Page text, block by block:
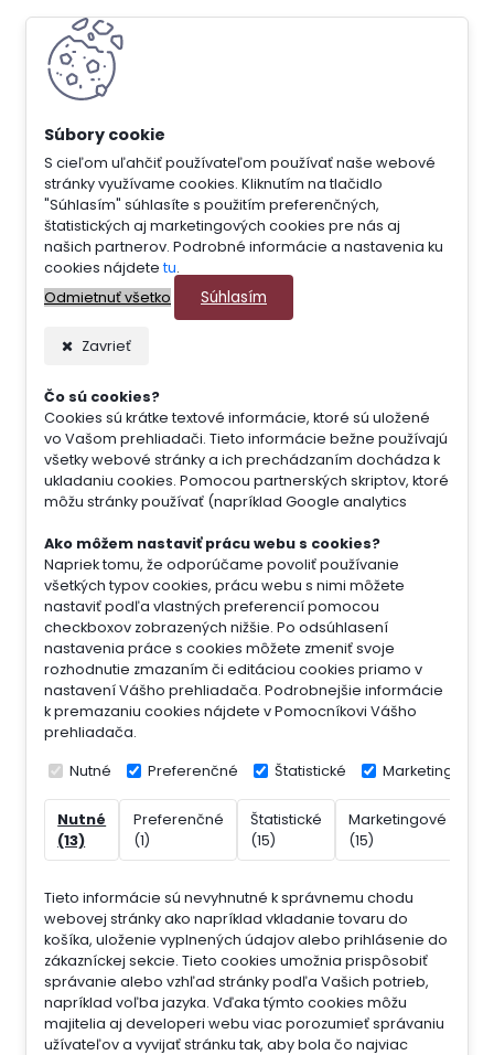
S cieľom uľahčiť používateľom používať naše webové
stránky využívame cookies. Kliknutím na tlačidlo
"Súhlasím" súhlasíte s použitím preferenčných,
štatistických aj marketingových cookies pre nás aj
našich partnerov. Podrobné informácie a nastavenia ku
cookies nájdete tu.
Odmietnuť všetko
Súhlasím
Zavrieť
Čo sú cookies?
Cookies sú krátke textové informácie, ktoré sú uložené
vo Vašom prehliadači. Tieto informácie bežne používajú
všetky webové stránky a ich prechádzaním dochádza k
ukladaniu cookies. Pomocou partnerských skriptov, ktoré
môžu stránky používať (napríklad Google analytics
Ako môžem nastaviť prácu webu s cookies?
Napriek tomu, že odporúčame povoliť používanie
všetkých typov cookies, prácu webu s nimi môžete
nastaviť podľa vlastných preferencií pomocou
checkboxov zobrazených nižšie. Po odsúhlasení
nastavenia práce s cookies môžete zmeniť svoje
rozhodnutie zmazaním či editáciou cookies priamo v
nastavení Vášho prehliadača. Podrobnejšie informácie
k premazaniu cookies nájdete v Pomocníkovi Vášho
prehliadača.
Nutné Preferenčné Štatistické Marketingové
Nutné
(13)
Preferenčné
(1)
Štatistické
(15)
Marketingové
(15)
Tieto informácie sú nevyhnutné k správnemu chodu
webovej stránky ako napríklad vkladanie tovaru do
košíka, uloženie vyplnených údajov alebo prihlásenie do
zákazníckej sekcie. Tieto cookies umožnia prispôsobiť
správanie alebo vzhľad stránky podľa Vašich potrieb,
napríklad voľba jazyka. Vďaka týmto cookies môžu
majitelia aj developeri webu viac porozumieť správaniu
užívateľov a vyvijať stránku tak, aby bola čo najviac